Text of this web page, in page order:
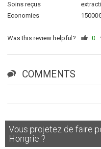
Soins reçus
Economies
15000€
Was this review helpful? 0
COMMENTS
Vous projetez de faire
Hongrie ?